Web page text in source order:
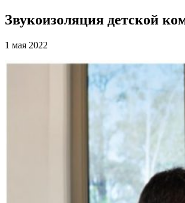
Звукоизоляция детской
1 мая 2022